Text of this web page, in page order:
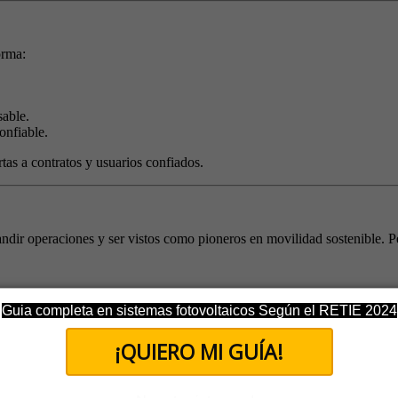
Guia completa en sistemas fotovoltaicos Según el RETIE 2024
¡QUIERO MI GUÍA!
a contratos y usuarios confiados.
operaciones y ser vistos como pioneros en movilidad sostenible.
en una realidad sostenible.